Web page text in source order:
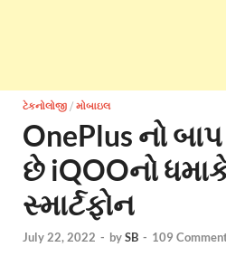
ટેકનોલોજી / મોબાઇલ
OnePlus નો
છે iQOOનો
સ્માર્ટફોન
July 22, 2022 - bySB - 109